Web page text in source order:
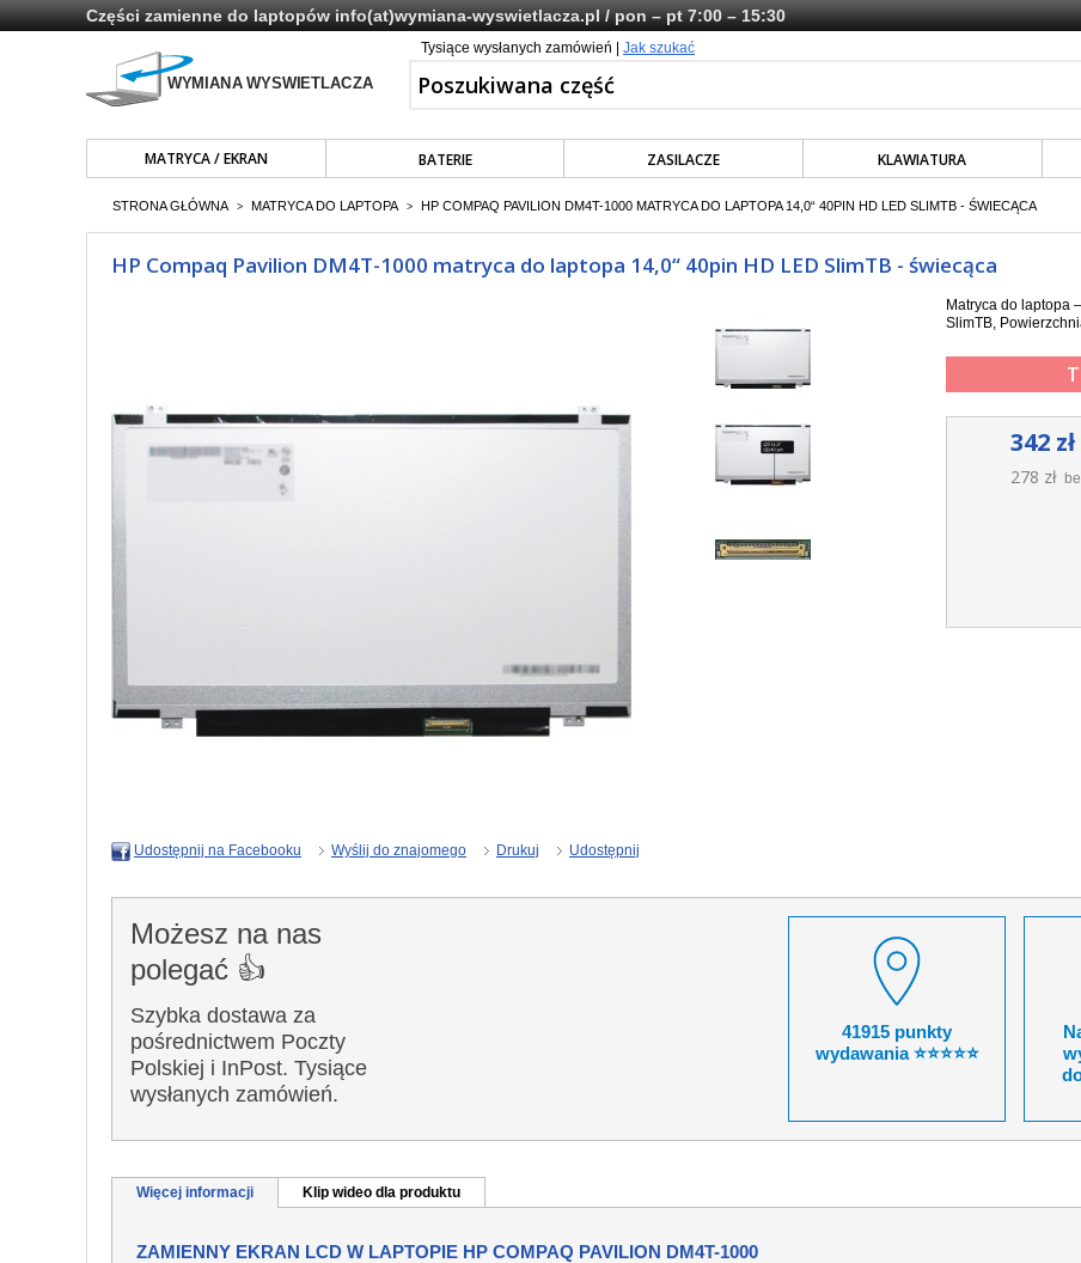
Części zamienne do laptopówinfo(at)wymiana-wyswietlacza.pl/ pon – pt 7:00 – 15:30
Tysiące wysłanych zamówień | Jak szukać
MATRYCA / EKRAN BATERIE ZASILACZE KLAWIATURA
STRONA GŁÓWNA > MATRYCA DO LAPTOPA > HP COMPAQ PAVILION DM4T-1000 MATRYCA DO LAPTOPA 14,0“ 40PIN HD LED SLIMTB - ŚWIECĄCA
HP Compaq Pavilion DM4T-1000 matryca do laptopa 14,0“ 40pin HD LED SlimTB - świecąca
Matryca do laptopa
SlimTB,
342 zł
278 zł
Udostępnij na Facebooku Wyślij do znajomego Drukuj Udostępnij
Możesz na nas
polegać 👍
Szybka dostawa za
pośrednictwem Poczty
Polskiej i InPost. Tysiące
wysłanych zamówień.
41915 punkty
wydawania ⭐⭐⭐⭐⭐
Więcej informacji Klip wideo dla produktu
ZAMIENNY EKRAN LCD W LAPTOPIE HP COMPAQ PAVILION DM4T-1000